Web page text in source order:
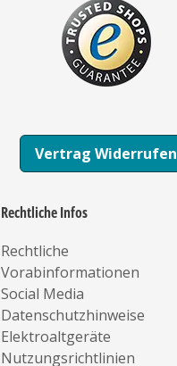
Vertrag Widerrufen
Rechtliche Infos
Rechtliche
Vorabinformationen
Social Media
Datenschutzhinweise
Elektroaltgeräte
Nutzungsrichtlinien